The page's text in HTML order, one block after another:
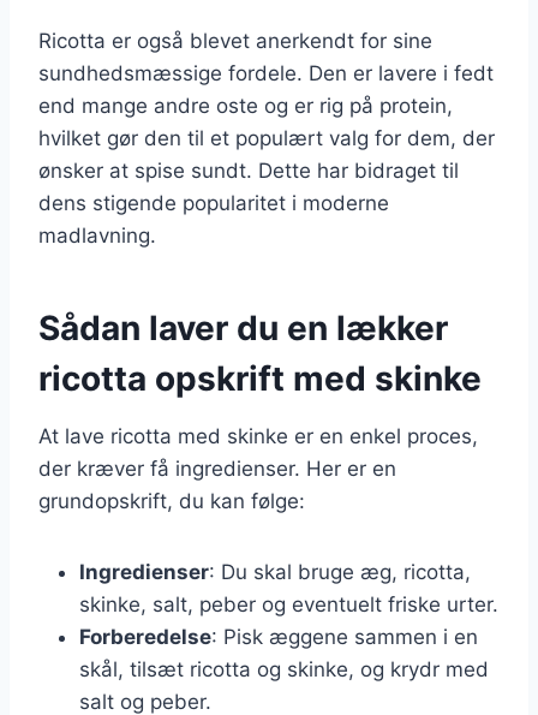
Ricotta er også blevet anerkendt for sine
sundhedsmæssige fordele. Den er lavere i fedt
end mange andre oste og er rig på protein,
hvilket gør den til et populært valg for dem, der
ønsker at spise sundt. Dette har bidraget til
dens stigende popularitet i moderne
madlavning.
Sådan laver du en lækker
ricotta opskrift med skinke
At lave ricotta med skinke er en enkel proces,
der kræver få ingredienser. Her er en
grundopskrift, du kan følge:
Ingredienser: Du skal bruge æg, ricotta,
skinke, salt, peber og eventuelt friske urter.
Forberedelse: Pisk æggene sammen i en
skål, tilsæt ricotta og skinke, og krydr med
salt og peber.